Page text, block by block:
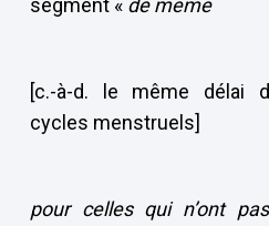
segment « de même
[c.-à-d. le même délai
cycles menstruels]
pour celles qui n’ont